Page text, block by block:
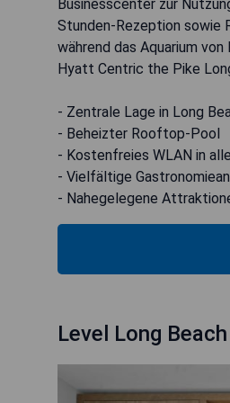
Businesscenter zur
Stunden-Rezeption sowie
während das Aquarium
Hyatt Centric the Pike
- Zentrale Lage in Long
- Beheizter Rooftop-Pool
- Kostenfreies WLAN in
- Vielfältige
- Nahegelegene
Level Long Beach